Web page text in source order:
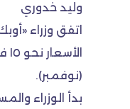
وليد خدوري
اتفق وزراء
(نوفمبر).
بدأ الوزراء